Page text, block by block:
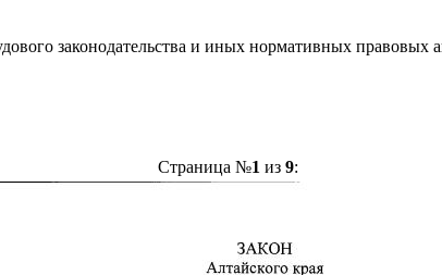
законодательства и иных нормативных
Страница №1 из 9: